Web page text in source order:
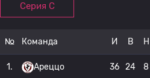
Серия C
№ Команда И В Н
1. Ареццо 36 24 8